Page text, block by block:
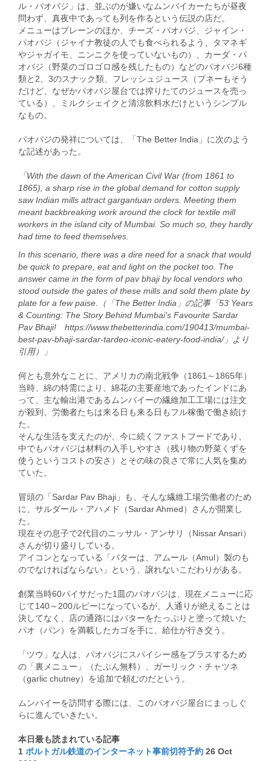
ル・パオバジ」は、並ぶのが嫌いなムンバイカーたちが昼夜
問わず、真夜中であっても列を作るという伝説の店だ。
メニューはプレーンのほか、チーズ・パオバジ、ジャイン・
パオバジ（ジャイナ教徒の人でも食べられるよう、タマネギ
やジャガイモ、ニンニクを使っていないもの）、カーダ・パ
オバジ（野菜のゴロゴロ感を残したもの）などのパオバジ6種
類と2、3のスナック類、フレッシュジュース（プネーもそう
だけど、なぜかパオバジ屋台では搾りたてのジュースを売っ
ている）、ミルクシェイクと清涼飲料水だけというシンプル
なもの。
パオバジの発祥については、「The Better India」に次のよう
な記述があった。
「With the dawn of the American Civil War (from 1861 to
1865), a sharp rise in the global demand for cotton supply
saw Indian mills attract gargantuan orders. Meeting them
meant backbreaking work around the clock for textile mill
workers in the island city of Mumbai. So much so, they hardly
had time to feed themselves.
In this scenario, there was a dire need for a snack that would
be quick to prepare, eat and light on the pocket too. The
answer came in the form of pav bhaji by local vendors who
stood outside the gates of these mills and sold them plate by
plate for a few paise.（「The Better India」の記事「53 Years
& Counting: The Story Behind Mumbai’s Favourite Sardar
Pav Bhaji! https://www.thebetterindia.com/190413/mumbai-
best-pav-bhaji-sardar-tardeo-iconic-eatery-food-india/」より
引用）」
何とも意外なことに、アメリカの南北戦争（1861～1865年）
当時、綿の特需により、綿花の主要産地であったインドにあ
って、主な輸出港であるムンバイーの繊維加工工場には注文
が殺到、労働者たちは来る日も来る日もフル稼働で働き続け
た。
そんな生活を支えたのが、今に続くファストフードであり、
中でもパオバジは材料の入手しやすさ（残り物の野菜くずを
使うというコストの安さ）とその味の良さで常に人気を集め
ていた。
冒頭の「Sardar Pav Bhaji」も、そんな繊維工場労働者のため
に、サルダール・アハメド（Sardar Ahmed）さんが開業し
た。
現在その息子で2代目のニッサル・アンサリ（Nissar Ansari）
さんが切り盛りしている。
アイコンとなっている「バターは、アムール（Amul）製のも
のでなければならない」という、譲れないこだわりがある。
創業当時60パイサだった1皿のパオバジは、現在メニューに応
じて140～200ルピーになっているが、人通りが絶えることは
決してなく、店の通路にはバターをたっぷりと塗って焼いた
パオ（パン）を満載したカゴを手に、給仕が行き交う。
「ツウ」な人は、パオバジにスパイシー感をプラスするため
の「裏メニュー」（たぶん無料）、ガーリック・チャツネ
（garlic chutney）を追加で頼むのだという。
ムンバイーを訪問する際には、このパオバジ屋台にまっしぐ
らに進んでいきたい。
本日最も読まれている記事
1 ポルトガル鉄道のインターネット事前切符予約 26 Oct